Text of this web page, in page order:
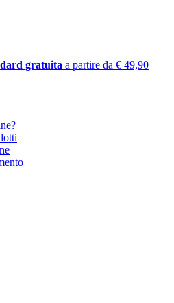
gratuita a partire da € 49,90